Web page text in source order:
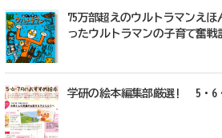
75万部超えのウルトラマンえ
ったウルトラマンの子育て奮戦
学研の絵本編集部厳選! 5・6